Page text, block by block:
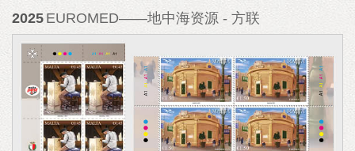
2025 EUROMED——地中海资源 - 方联